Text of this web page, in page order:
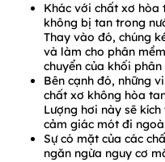
Khác với chất xơ hòa
không bị tan trong
Thay vào đó, chúng
và làm cho phân
chuyển của khối
Bên cạnh đó, những
chất xơ không hòa
Lượng hơi này sẽ
cảm giác mót đi
Sự có mặt của các
ngăn ngừa nguy cơ